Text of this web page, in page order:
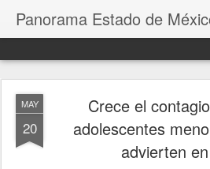
Panorama Estado de
MAY
20
Crece el
adolescentes
advierten